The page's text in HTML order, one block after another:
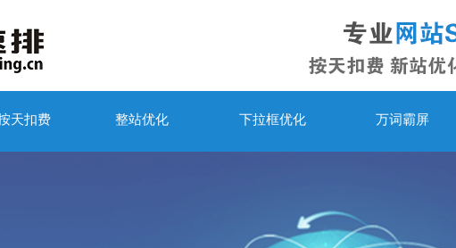
天扣费 整站优化 下拉框优化 万词霸屏